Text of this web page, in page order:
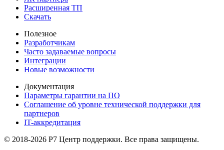
Расширенная ТП
Скачать
Полезное
Разработчикам
Часто задаваемые вопросы
Интеграции
Новые возможности
Документация
Параметры гарантии на ПО
Соглашение об уровне технической поддержки для
партнеров
IT-аккредитация
© 2018-2026 Р7 Центр поддержки. Все права защищены.